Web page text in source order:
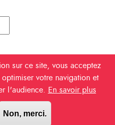
sur ce site, vous acceptez
votre navigation et
l'audience.
En savoir plus
Non, merci.